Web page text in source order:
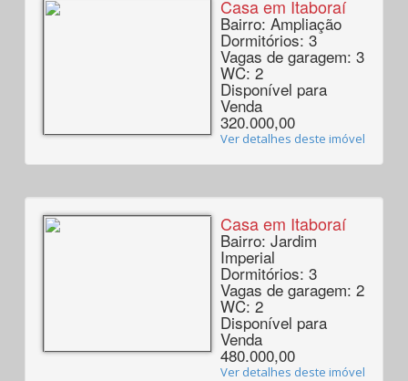
Casa em Itaboraí
Bairro: Ampliação
Dormitórios: 3
Vagas de garagem: 3
WC: 2
Disponível para
Venda
320.000,00
Ver detalhes deste imóvel
Casa em Itaboraí
Bairro: Jardim
Imperial
Dormitórios: 3
Vagas de garagem: 2
WC: 2
Disponível para
Venda
480.000,00
Ver detalhes deste imóvel